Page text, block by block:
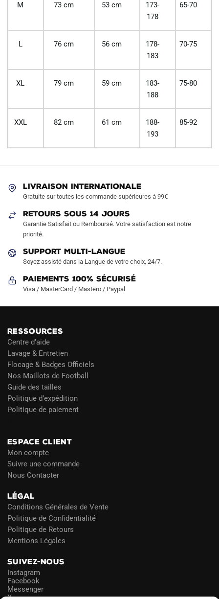
M 73 cm 53 cm
173-
178
65-70
L 76 cm 56 cm
178-
183
70-75
XL 79 cm 59 cm
183-
188
75-80
XXL 82 cm 61 cm
188-
193
85-92
LIVRAISON INTERNATIONALE
Gratuite sur toutes les commande supérieures à 99€
RETOURS SOUS 14 JOURS
Garantie Satisfait ou Remboursé. Votre satisfaction est notre
priorité.
SUPPORT MULTI-LANGUE
Soyez assisté dans la Langue de votre choix, 24/7.
Paiements 100% Sécurisé
Visa / MasterCard / Mastero / Paypal
RESSOURCES
Centre d’aide
Lavage & Entretien
Flocage & Badges Officiels
Nos Maillots de Football
Guide des tailles
Politique d’expédition
Politique de paiement
ESPACE CLIENT
Mon compte
Suivre une commande
Nous Contacter
LÉGAL
Conditions Générales de Vente
Politique de Confidentialité
Politique de Retours
Mentions Légales
SUIVEZ-NOUS
Instagram
Facebook
Messenger